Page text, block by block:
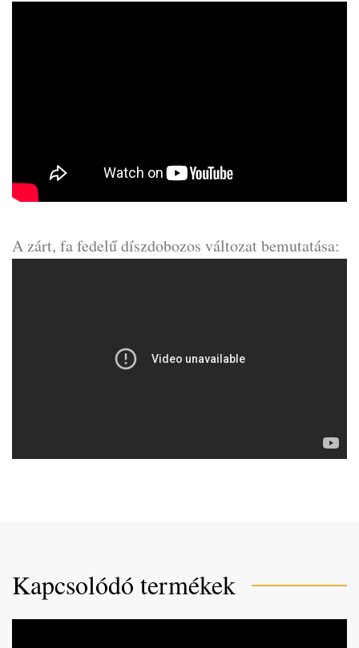
A zárt, fa fedelű díszdobozos változat bemutatása:
Kapcsolódó termékek